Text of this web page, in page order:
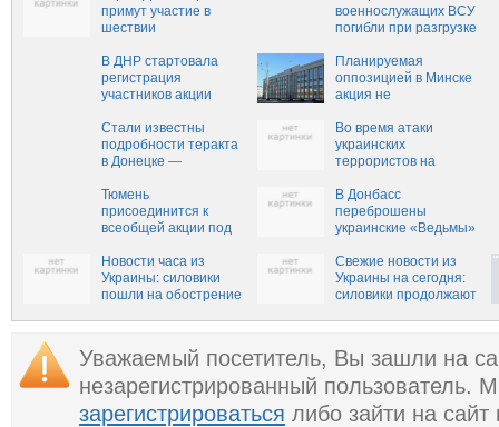
примут участие в
шествии
9 мая в Донецке
военнослужащих ВСУ
погибли при разгрузке
Новороссия
В ДНР стартовала
регистрация
участников акции
Планируемая
оппозицией в Минске
акция не
участники могут быть
привлечены к
ответственности
Стали известны
подробности теракта
в Донецке —
Во время атаки
украинских
террористов на
Донецке была ранена
мирная жительница
Тюмень
присоединится к
всеобщей акции под
В Донбасс
переброшены
украинские «Ведьмы»
Новости часа из
Украины: силовики
пошли на обострение
Свежие новости из
Украины на сегодня:
силовики продолжают
Уважаемый посетитель, Вы зашли на
незарегистрированный
зарегистрироваться либо зайти на